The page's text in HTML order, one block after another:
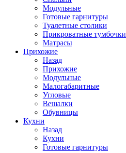
Модульные
Готовые гарнитуры
Туалетные столики
Прикроватные тумбочки
Матрасы
Прихожие
Назад
Прихожие
Модульные
Малогабаритные
Угловые
Вешалки
Обувницы
Кухни
Назад
Кухни
Готовые гарнитуры